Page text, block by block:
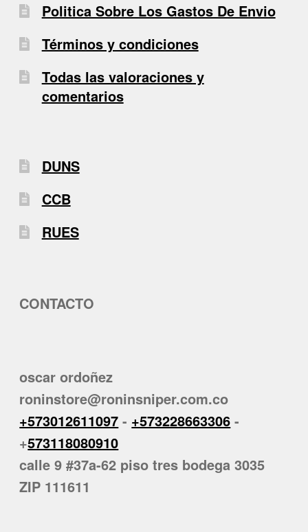
Politica Sobre Los Gastos De Envio
Términos y condiciones
Todas las valoraciones y
comentarios
DUNS
CCB
RUES
CONTACTO
oscar ordoñez
roninstore@roninsniper.com.co
+573012611097 - +573228663306 -
+573118080910
calle 9 #37a-62 piso tres bodega 3035
ZIP 111611